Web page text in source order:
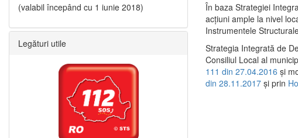
În baza Strategiei
acţiuni ample la nivel
Instrumentele
Strategia Integrată de
Consiliul Local al
111 din 27.04.2016 și
din 28.11.2017 și prin
(valabil începând cu 1 iunie 2018)
Legături utile